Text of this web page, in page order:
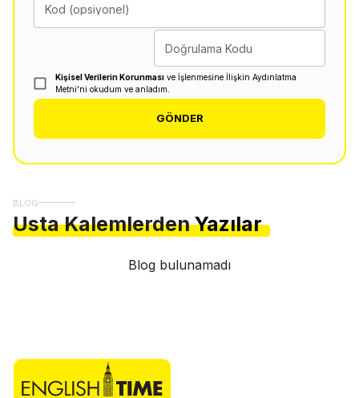
Kod (opsiyonel)
Doğrulama Kodu
Kişisel Verilerin Korunması ve İşlenmesine İlişkin Aydınlatma
Metni'ni okudum ve anladım.
GÖNDER
BLOG
Usta Kalemlerden Yazılar
Blog bulunamadı